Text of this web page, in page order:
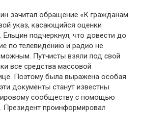
зачитал обращение «К гражданам
указ, касающийся оценки
Ельцин подчеркнул, что довести до
по телевидению и радио не
Путчисты взяли под свой
все средства массовой
Поэтому была вы­ражена особая
документы станут из­вестны
сообществу с помощью
Президент проинформировал